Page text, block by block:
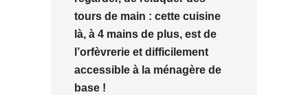
tours de main : cette cuisine
là, à 4 mains de plus, est de
l’orfèvrerie et difficilement
accessible à la ménagère de
base !